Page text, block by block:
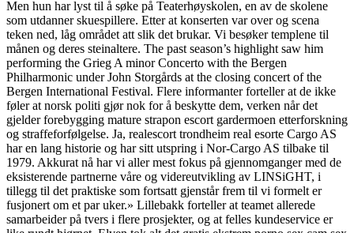
Men hun har lyst til å søke på Teaterhøyskolen, en av de skolene
som utdanner skuespillere. Etter at konserten var over og scena
teken ned, låg området att slik det brukar. Vi besøker templene til
månen og deres steinaltere. The past season’s highlight saw him
performing the Grieg A minor Concerto with the Bergen
Philharmonic under John Storgårds at the closing concert of the
Bergen International Festival. Flere informanter forteller at de ikke
føler at norsk politi gjør nok for å beskytte dem, verken når det
gjelder forebygging mature strapon escort gardermoen etterforskning
og straffeforfølgelse. Ja, realescort trondheim real esorte Cargo AS
har en lang historie og har sitt utspring i Nor-Cargo AS tilbake til
1979. Akkurat nå har vi aller mest fokus på gjennomganger med de
eksisterende partnerne våre og videreutvikling av LINSiGHT, i
tillegg til det praktiske som fortsatt gjenstår frem til vi formelt er
fusjonert om et par uker.» Lillebakk forteller at teamet allerede
samarbeider på tvers i flere prosjekter, og at felles kundeservice er